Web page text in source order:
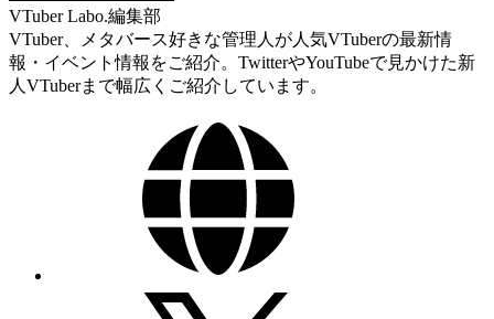
VTuber Labo.編集部
VTuber、メタバース好きな管理人が人気VTuberの最新情
報・イベント情報をご紹介。TwitterやYouTubeで見かけた新
人VTuberまで幅広くご紹介しています。